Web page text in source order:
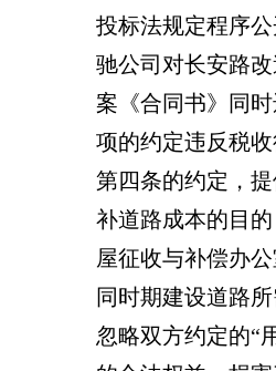
投标法规定程序
驰公司对长安路
案《合同书》同
项的约定违反税
第四条的约定，
补道路成本的目
屋征收与补偿办
同时期建设道路
忽略双方约定的“